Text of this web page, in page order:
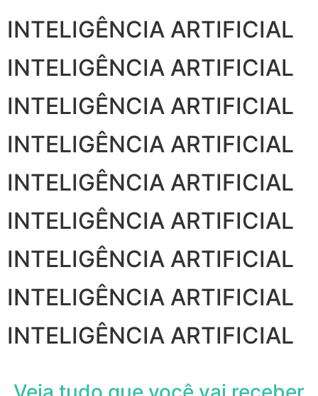
INTELIGÊNCIA ARTIFICIAL
INTELIGÊNCIA ARTIFICIAL
INTELIGÊNCIA ARTIFICIAL
INTELIGÊNCIA ARTIFICIAL
INTELIGÊNCIA ARTIFICIAL
INTELIGÊNCIA ARTIFICIAL
INTELIGÊNCIA ARTIFICIAL
INTELIGÊNCIA ARTIFICIAL
INTELIGÊNCIA ARTIFICIAL